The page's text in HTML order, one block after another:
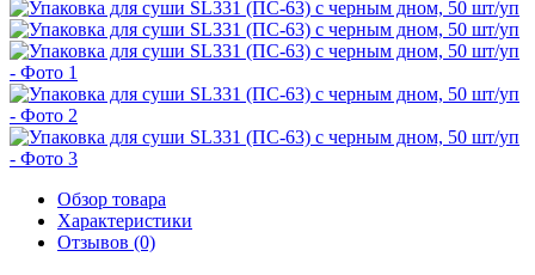
Обзор товара
Характеристики
Отзывов (0)